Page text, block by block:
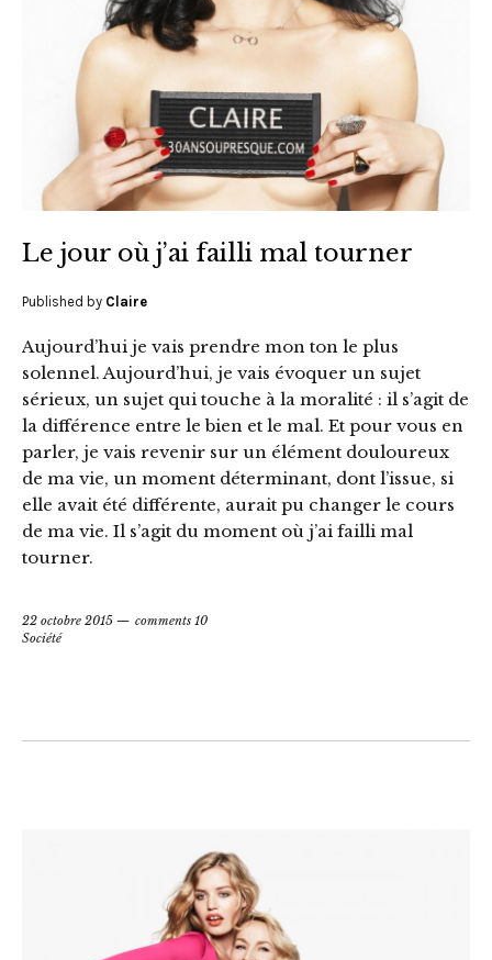
Le jour où j’ai failli mal tourner
Published by Claire
Aujourd’hui je vais prendre mon ton le plus
solennel. Aujourd’hui, je vais évoquer un sujet
sérieux, un sujet qui touche à la moralité : il s’agit de
la différence entre le bien et le mal. Et pour vous en
parler, je vais revenir sur un élément douloureux
de ma vie, un moment déterminant, dont l’issue, si
elle avait été différente, aurait pu changer le cours
de ma vie. Il s’agit du moment où j’ai failli mal
tourner.
22 octobre 2015
comments 10
Société